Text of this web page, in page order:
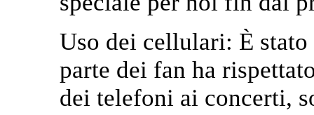
Uso dei cellulari: È
parte dei fan ha
dei telefoni ai concerti,